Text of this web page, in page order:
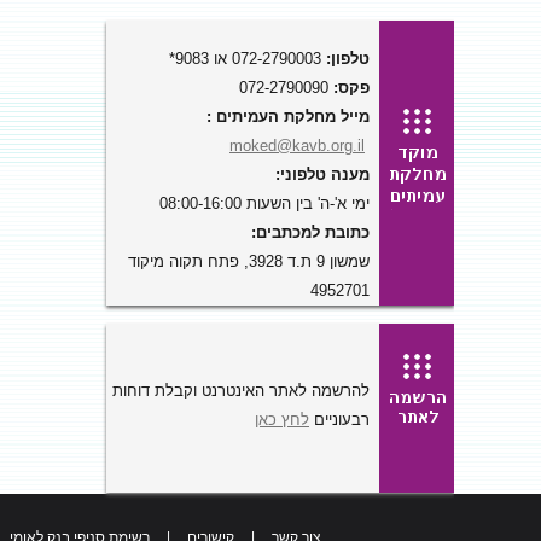
טלפון:
פקס:
מייל מחלקת העמיתים :
moked@kavb.org.il
מענה טלפוני:
ימי א'-ה' בין השעות 08:00-16:00
כתובת למכתבים:
שמשון 9 ת.ד 3928, פתח תקוה מיקוד
4952701
להרשמה לאתר האינטרנט וקבלת דוחות
רבעוניים לחץ כאן
צור קשר קישורים רשימת סניפי בנק לאומי